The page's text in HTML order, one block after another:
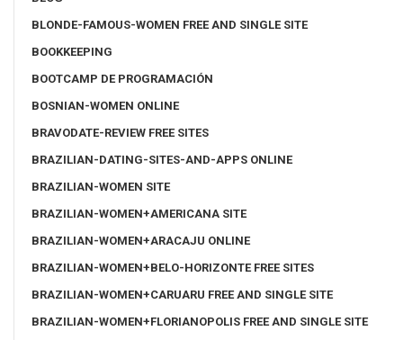
BLONDE-FAMOUS-WOMEN FREE AND SINGLE SITE
BOOKKEEPING
BOOTCAMP DE PROGRAMACIÓN
BOSNIAN-WOMEN ONLINE
BRAVODATE-REVIEW FREE SITES
BRAZILIAN-DATING-SITES-AND-APPS ONLINE
BRAZILIAN-WOMEN SITE
BRAZILIAN-WOMEN+AMERICANA SITE
BRAZILIAN-WOMEN+ARACAJU ONLINE
BRAZILIAN-WOMEN+BELO-HORIZONTE FREE SITES
BRAZILIAN-WOMEN+CARUARU FREE AND SINGLE SITE
BRAZILIAN-WOMEN+FLORIANOPOLIS FREE AND SINGLE SITE